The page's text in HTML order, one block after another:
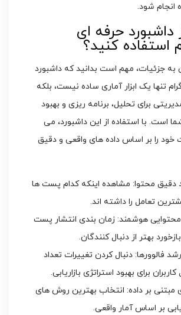
انجام شود.
داشبورد حرفه ای
استفاده کنید؟
به جزئیات، مهم است بدانید که داشبورد
تنها یک ابزار آماری ساده نیست، بلکه
برای تحلیل، برنامه ریزی و بهبود
است. با استفاده از این داشبورد، می
خود را بر اساس داده های واقعی و دقیق
دقیق محتوا: مشاهده اینکه کدام پست ها
تعامل را داشته اند.
محتوایی هوشمند: زمان بندی انتشار پست
بهتر از دنبال کنندگان.
فالوورها: دنبال کردن تغییرات تعداد
برای بهبود استراتژی بازاریابی.
مبتنی بر داده: انتخاب بهترین روش های
بر اساس آمار واقعی.